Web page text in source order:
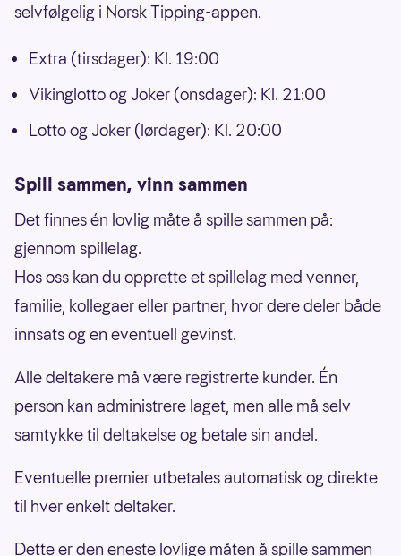
selvfølgelig i Norsk Tipping-appen.
Extra (tirsdager): Kl. 19:00
Vikinglotto og Joker (onsdager): Kl. 21:00
Lotto og Joker (lørdager): Kl. 20:00
Spill sammen, vinn sammen
Det finnes én lovlig måte å spille sammen på:
gjennom spillelag.
Hos oss kan du opprette et spillelag med venner,
familie, kollegaer eller partner, hvor dere deler både
innsats og en eventuell gevinst.
Alle deltakere må være registrerte kunder. Én
person kan administrere laget, men alle må selv
samtykke til deltakelse og betale sin andel.
Eventuelle premier utbetales automatisk og direkte
til hver enkelt deltaker.
Dette er den eneste lovlige måten å spille sammen